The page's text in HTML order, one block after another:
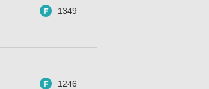
1349
1246